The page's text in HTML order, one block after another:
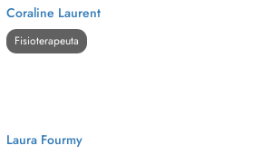
Coraline Laurent
Fisioterapeuta
Laura Fourmy